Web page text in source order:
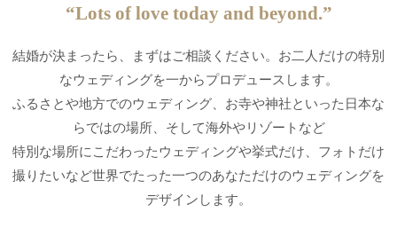
“Lots of love today and beyond.”
結婚が決まったら、まずはご相談ください。お二人だけの特別
なウェディングを一からプロデュースします。
ふるさとや地方でのウェディング、お寺や神社といった日本な
らではの場所、そして海外やリゾートなど
特別な場所にこだわったウェディングや挙式だけ、フォトだけ
撮りたいなど世界でたった一つのあなただけのウェディングを
デザインします。